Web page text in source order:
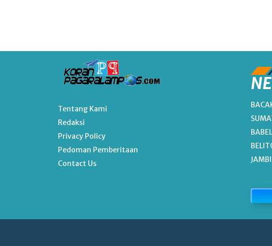
Tentang Kami
Redaksi
Privacy Policy
Pedoman Pemberitaan
Contact Us